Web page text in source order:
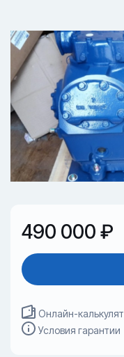
490 000 ₽
Онлайн-
Условия гарантии